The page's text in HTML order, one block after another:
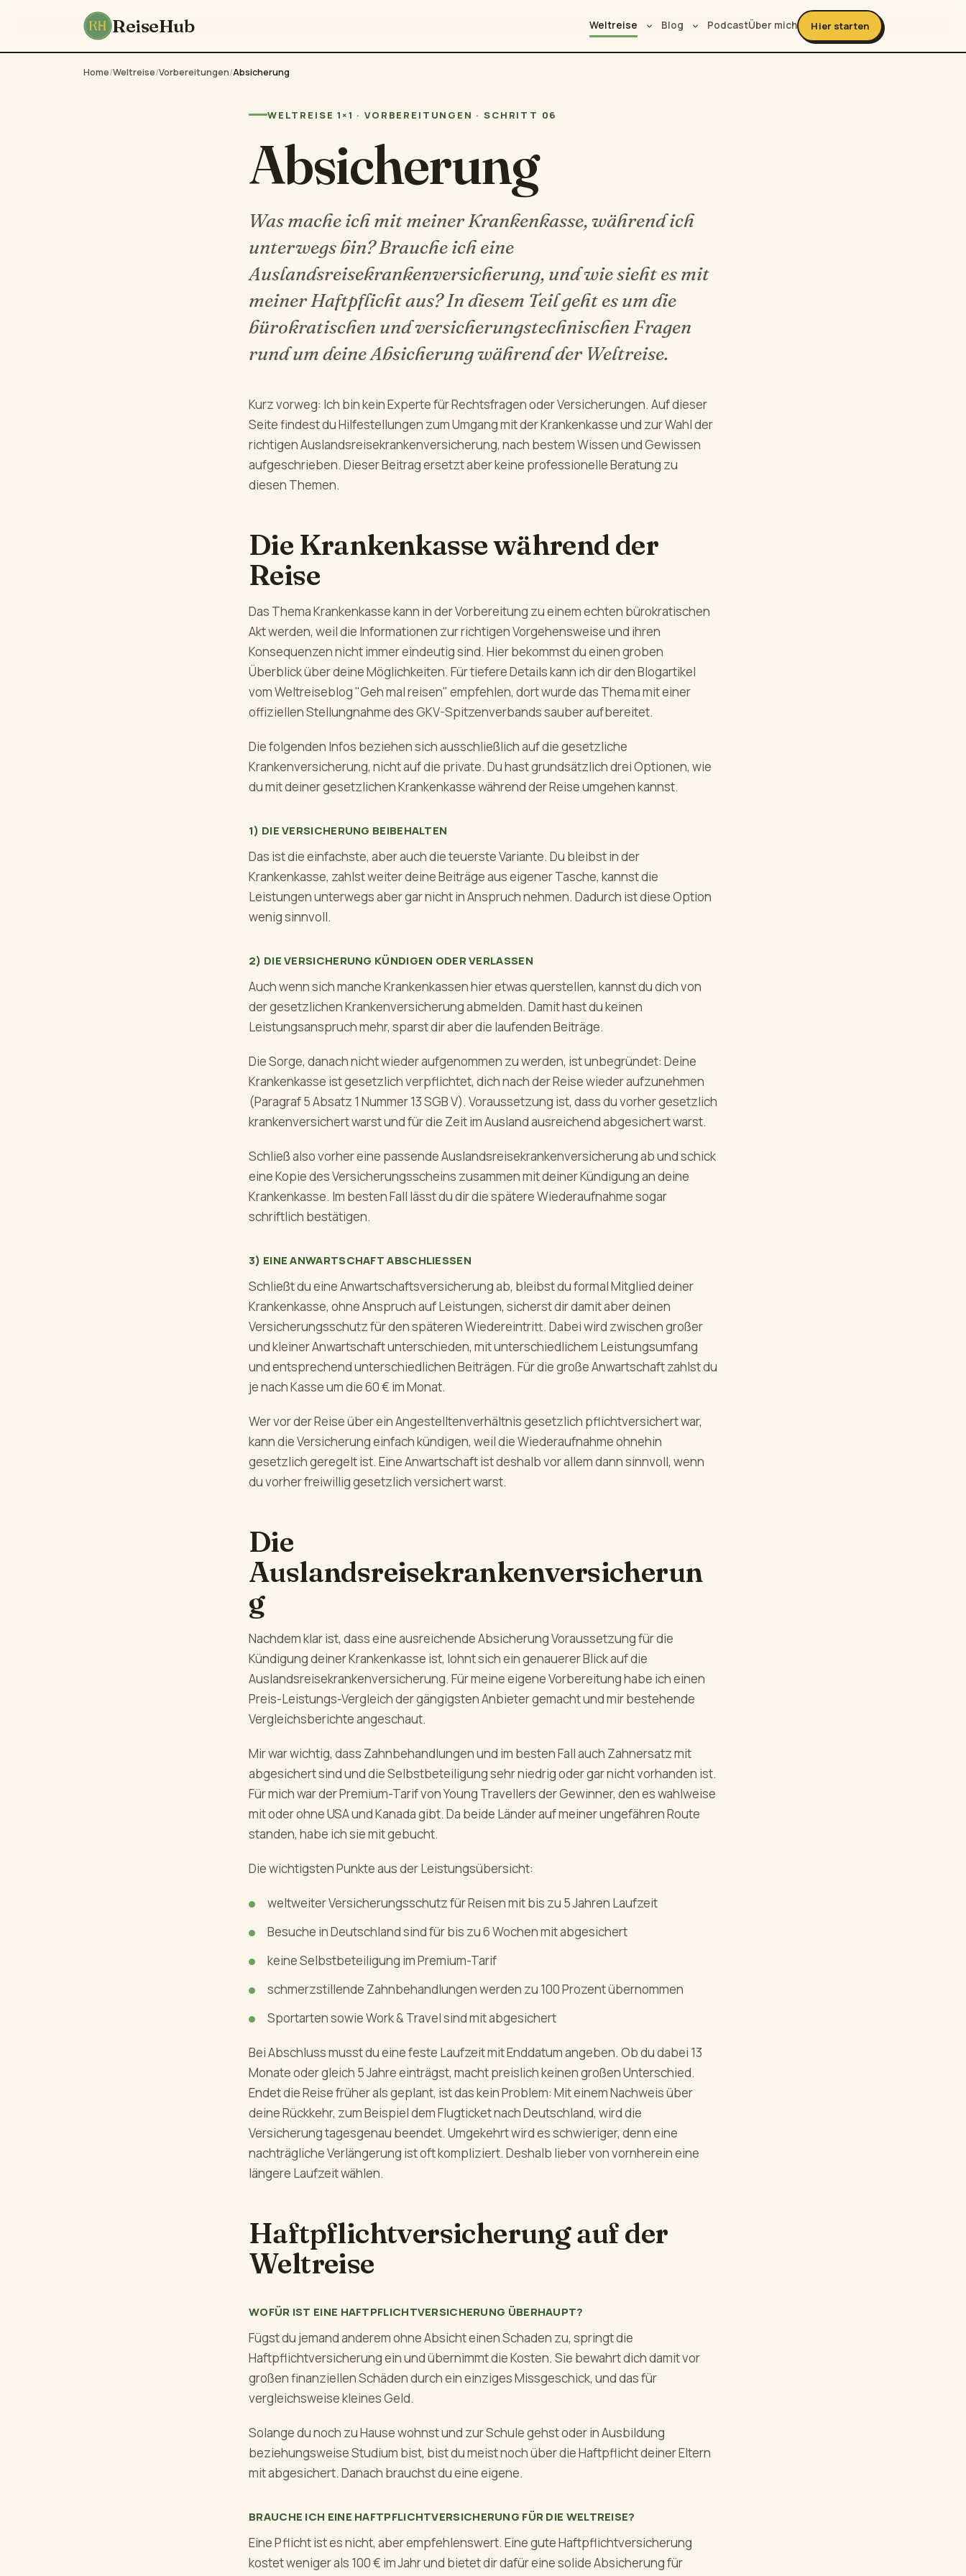
ReiseHub Weltreise Blog PodcastÜber mich Hier starten
Home/Weltreise/Vorbereitungen/Absicherung
WELTREISE 1×1 · VORBEREITUNGEN · SCHRITT 06
Absicherung
Was mache ich mit meiner Krankenkasse, während ich
unterwegs bin? Brauche ich eine
Auslandsreisekrankenversicherung, und wie sieht es mit
meiner Haftpflicht aus? In diesem Teil geht es um die
bürokratischen und versicherungstechnischen Fragen
rund um deine Absicherung während der Weltreise.
Kurz vorweg: Ich bin kein Experte für Rechtsfragen oder Versicherungen. Auf dieser
Seite findest du Hilfestellungen zum Umgang mit der Krankenkasse und zur Wahl der
richtigen Auslandsreisekrankenversicherung, nach bestem Wissen und Gewissen
aufgeschrieben. Dieser Beitrag ersetzt aber keine professionelle Beratung zu
diesen Themen.
Die Krankenkasse während der
Reise
Das Thema Krankenkasse kann in der Vorbereitung zu einem echten bürokratischen
Akt werden, weil die Informationen zur richtigen Vorgehensweise und ihren
Konsequenzen nicht immer eindeutig sind. Hier bekommst du einen groben
Überblick über deine Möglichkeiten. Für tiefere Details kann ich dir den Blogartikel
vom Weltreiseblog "Geh mal reisen" empfehlen, dort wurde das Thema mit einer
offiziellen Stellungnahme des GKV-Spitzenverbands sauber aufbereitet.
Die folgenden Infos beziehen sich ausschließlich auf die gesetzliche
Krankenversicherung, nicht auf die private. Du hast grundsätzlich drei Optionen, wie
du mit deiner gesetzlichen Krankenkasse während der Reise umgehen kannst.
1) DIE VERSICHERUNG BEIBEHALTEN
Das ist die einfachste, aber auch die teuerste Variante. Du bleibst in der
Krankenkasse, zahlst weiter deine Beiträge aus eigener Tasche, kannst die
Leistungen unterwegs aber gar nicht in Anspruch nehmen. Dadurch ist diese Option
wenig sinnvoll.
2) DIE VERSICHERUNG KÜNDIGEN ODER VERLASSEN
Auch wenn sich manche Krankenkassen hier etwas querstellen, kannst du dich von
der gesetzlichen Krankenversicherung abmelden. Damit hast du keinen
Leistungsanspruch mehr, sparst dir aber die laufenden Beiträge.
Die Sorge, danach nicht wieder aufgenommen zu werden, ist unbegründet: Deine
Krankenkasse ist gesetzlich verpflichtet, dich nach der Reise wieder aufzunehmen
(Paragraf 5 Absatz 1 Nummer 13 SGB V). Voraussetzung ist, dass du vorher gesetzlich
krankenversichert warst und für die Zeit im Ausland ausreichend abgesichert warst.
Schließ also vorher eine passende Auslandsreisekrankenversicherung ab und schick
eine Kopie des Versicherungsscheins zusammen mit deiner Kündigung an deine
Krankenkasse. Im besten Fall lässt du dir die spätere Wiederaufnahme sogar
schriftlich bestätigen.
3) EINE ANWARTSCHAFT ABSCHLIESSEN
Schließt du eine Anwartschaftsversicherung ab, bleibst du formal Mitglied deiner
Krankenkasse, ohne Anspruch auf Leistungen, sicherst dir damit aber deinen
Versicherungsschutz für den späteren Wiedereintritt. Dabei wird zwischen großer
und kleiner Anwartschaft unterschieden, mit unterschiedlichem Leistungsumfang
und entsprechend unterschiedlichen Beiträgen. Für die große Anwartschaft zahlst du
je nach Kasse um die 60 € im Monat.
Wer vor der Reise über ein Angestelltenverhältnis gesetzlich pflichtversichert war,
kann die Versicherung einfach kündigen, weil die Wiederaufnahme ohnehin
gesetzlich geregelt ist. Eine Anwartschaft ist deshalb vor allem dann sinnvoll, wenn
du vorher freiwillig gesetzlich versichert warst.
Die
Auslandsreisekrankenversicherun
g
Nachdem klar ist, dass eine ausreichende Absicherung Voraussetzung für die
Kündigung deiner Krankenkasse ist, lohnt sich ein genauerer Blick auf die
Auslandsreisekrankenversicherung. Für meine eigene Vorbereitung habe ich einen
Preis-Leistungs-Vergleich der gängigsten Anbieter gemacht und mir bestehende
Vergleichsberichte angeschaut.
Mir war wichtig, dass Zahnbehandlungen und im besten Fall auch Zahnersatz mit
abgesichert sind und die Selbstbeteiligung sehr niedrig oder gar nicht vorhanden ist.
Für mich war der Premium-Tarif von Young Travellers der Gewinner, den es wahlweise
mit oder ohne USA und Kanada gibt. Da beide Länder auf meiner ungefähren Route
standen, habe ich sie mit gebucht.
Die wichtigsten Punkte aus der Leistungsübersicht:
weltweiter Versicherungsschutz für Reisen mit bis zu 5 Jahren Laufzeit
Besuche in Deutschland sind für bis zu 6 Wochen mit abgesichert
keine Selbstbeteiligung im Premium-Tarif
schmerzstillende Zahnbehandlungen werden zu 100 Prozent übernommen
Sportarten sowie Work & Travel sind mit abgesichert
Bei Abschluss musst du eine feste Laufzeit mit Enddatum angeben. Ob du dabei 13
Monate oder gleich 5 Jahre einträgst, macht preislich keinen großen Unterschied.
Endet die Reise früher als geplant, ist das kein Problem: Mit einem Nachweis über
deine Rückkehr, zum Beispiel dem Flugticket nach Deutschland, wird die
Versicherung tagesgenau beendet. Umgekehrt wird es schwieriger, denn eine
nachträgliche Verlängerung ist oft kompliziert. Deshalb lieber von vornherein eine
längere Laufzeit wählen.
Haftpflichtversicherung auf der
Weltreise
WOFÜR IST EINE HAFTPFLICHTVERSICHERUNG ÜBERHAUPT?
Fügst du jemand anderem ohne Absicht einen Schaden zu, springt die
Haftpflichtversicherung ein und übernimmt die Kosten. Sie bewahrt dich damit vor
großen finanziellen Schäden durch ein einziges Missgeschick, und das für
vergleichsweise kleines Geld.
Solange du noch zu Hause wohnst und zur Schule gehst oder in Ausbildung
beziehungsweise Studium bist, bist du meist noch über die Haftpflicht deiner Eltern
mit abgesichert. Danach brauchst du eine eigene.
BRAUCHE ICH EINE HAFTPFLICHTVERSICHERUNG FÜR DIE WELTREISE?
Eine Pflicht ist es nicht, aber empfehlenswert. Eine gute Haftpflichtversicherung
kostet weniger als 100 € im Jahr und bietet dir dafür eine solide Absicherung für